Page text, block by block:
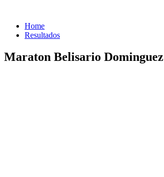
Home
Resultados
Maraton Belisario Dominguez